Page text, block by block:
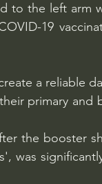
to the left arm
19
a reliable
primary
the booster
was